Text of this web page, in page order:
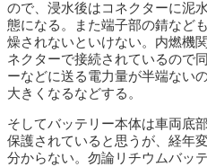
ので、浸水後はコネクターに泥
態になる。また端子部の錆など
燥されないといけない。内燃機
ネクターで接続されているので
ーなどに送る電力量が半端ない
大きくなるなどする。
そしてバッテリー本体は車両底
保護されていると思うが、経年
分からない。勿論リチウムバッ